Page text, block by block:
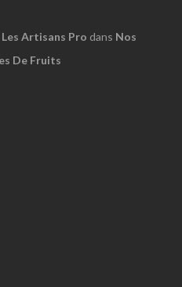
Artisans Pro dans Nos
De Fruits